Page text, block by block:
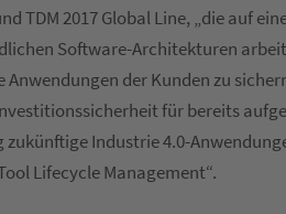
TDM 2017 Global Line, „die auf
Software-Architekturen
Anwendungen der Kunden zu
für bereits
zukünftige Industrie 4.0-
Lifecycle Management“.